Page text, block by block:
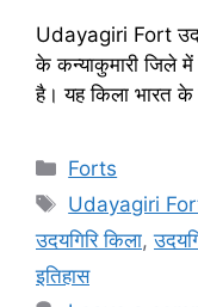
Udayagiri Fort
के कन्याकुमारी जिले
है। यह किला भारत के
Categories
Forts
Tags
Udayagiri
उदयगिरि किला,
इतिहास